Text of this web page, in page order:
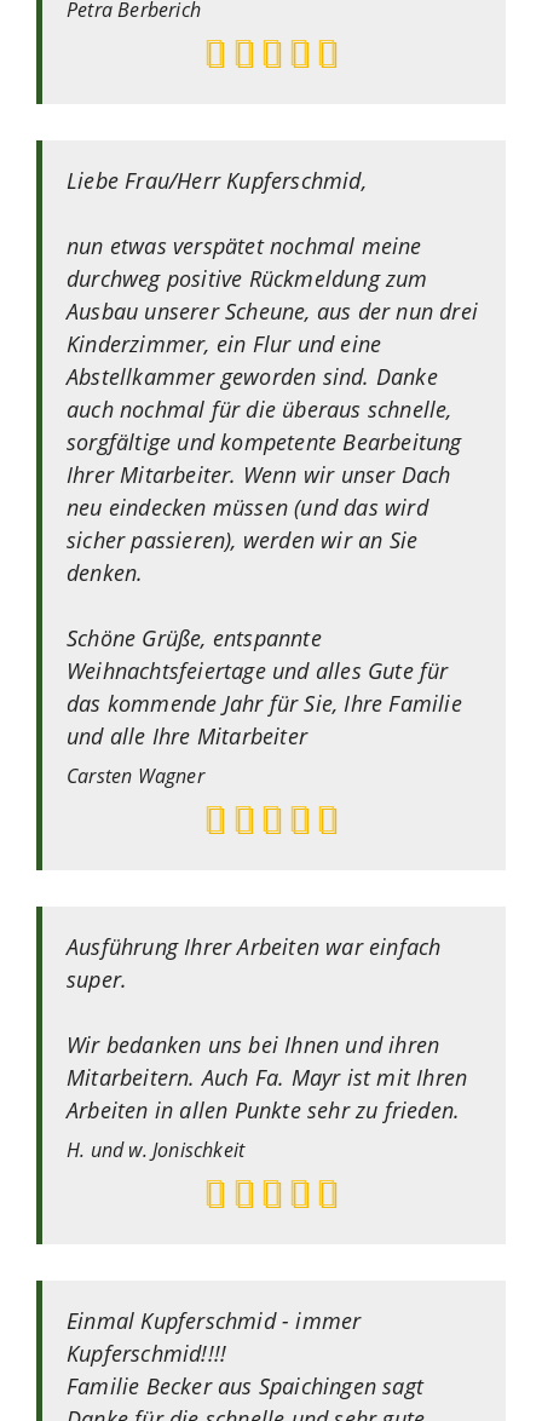
PetraBerberich
Liebe Frau/Herr Kupferschmid,
nun etwas verspätet nochmal meine
durchweg positive Rückmeldung zum
Ausbau unserer Scheune, aus der nun drei
Kinderzimmer, ein Flur und eine
Abstellkammer geworden sind. Danke
auch nochmal für die überaus schnelle,
sorgfältige und kompetente Bearbeitung
Ihrer Mitarbeiter. Wenn wir unser Dach
neu eindecken müssen (und das wird
sicher passieren), werden wir an Sie
denken.
Schöne Grüße, entspannte
Weihnachtsfeiertage und alles Gute für
das kommende Jahr für Sie, Ihre Familie
und alle Ihre Mitarbeiter
Carsten Wagner
Ausführung Ihrer Arbeiten war einfach
super.
Wir bedanken uns bei Ihnen und ihren
Mitarbeitern. Auch Fa. Mayr ist mit Ihren
Arbeiten in allen Punkte sehr zu frieden.
H. und w. Jonischkeit
Einmal Kupferschmid - immer
Kupferschmid!!!!
Familie Becker aus Spaichingen sagt